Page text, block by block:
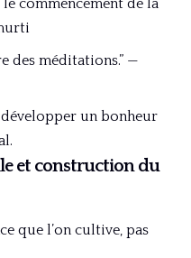
le commencement de la
des méditations.” —
un bonheur
et construction du
que l’on cultive, pas